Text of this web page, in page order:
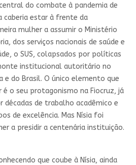
do combate à pandemia de
caberia estar à frente da
mulher a assumir o Ministério
dos serviços nacionais de saúde e
o SUS, colapsados por políticas
institucional autoritário no
e do Brasil. O único elemento que
é o seu protagonismo na Fiocruz, já
de trabalho acadêmico e
de excelência. Mas Nísia foi
a presidir a centenária instituição.
que coube à Nísia, ainda